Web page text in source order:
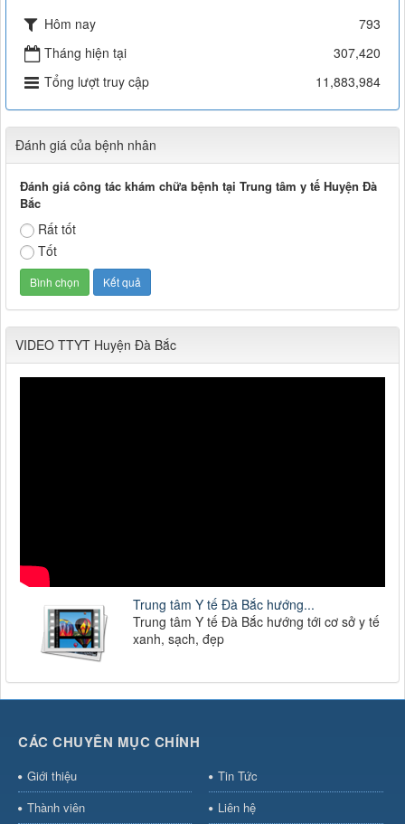
Tiếp tục tăng cường công tác lãnh, chỉ đạo phòng, chống
dịch tả lợn châu Phi
Thời gian đăng: 11/10/2019
Hôm nay
793
Tháng hiện tại
307,420
Tổng lượt truy cập
11,883,984
Đánh giá của bệnh nhân
Đánh giá công tác khám chữa bệnh tại Trung tâm y tế Huyện Đà
Bắc
Rất tốt
Tốt
VIDEO TTYT Huyện Đà Bắc
Trung tâm Y tế Đà Bắc hướng...
Trung tâm Y tế Đà Bắc hướng tới cơ sở y tế
xanh, sạch, đẹp
CÁC CHUYÊN MỤC CHÍNH
Giới thiệu
Tin Tức
Thành viên
Liên hệ